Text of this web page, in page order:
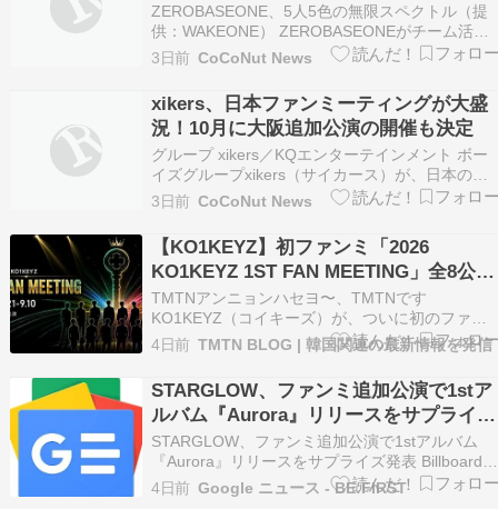
ZEROBASEONE、5人5色の無限スペクトル（提
供：WAKEONE） ZEROBASEONEがチーム活動
と個人活動を行き来しながら、幅広い存在感を見
せている。 音楽番組のMCからカバーコンテン
ツ、広報大使、ファンミー […]
3日前 CoCoNut News
xikers、日本ファンミーティングが大盛
況！10月に大阪追加公演の開催も決定
グループ xikers／KQエンターテインメント ボー
イズグループxikers（サイカース）が、日本のフ
ァンミーティングを成功裏に終えました。 xikers
は先月31日、東京のZepp Hanedaにて2回目とな
るファン […]
3日前 CoCoNut News
【KO1KEYZ】初ファンミ「2026
KO1KEYZ 1ST FAN MEETING」全8公演
の日程・会場・グッズまとめ｜東京・神
戸・11月ソウル公演も
TMTNアンニョンハセヨ〜、TMTNです
KO1KEYZ（コイキーズ）が、ついに初のファン
ミーティング「2026 KO1KEYZ 1ST FAN
MEETING」を開催するって発表があってから、
正直ずっとソワソワしてるTMTNやねん。「日プ
新世界」ことPRODUCE 101 J…
4日前 TMTN BLOG | 韓国関連の最新情報を発信
STARGLOW、ファンミ追加公演で1stア
ルバム『Aurora』リリースをサプライズ
発表 - Billboard JAPAN
STARGLOW、ファンミ追加公演で1stアルバム
『Aurora』リリースをサプライズ発表 Billboard
JAPAN
4日前 Google ニュース - BE:FIRST